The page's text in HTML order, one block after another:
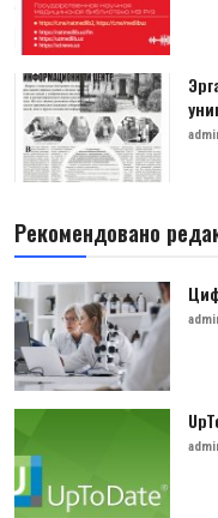
Рекомендовано